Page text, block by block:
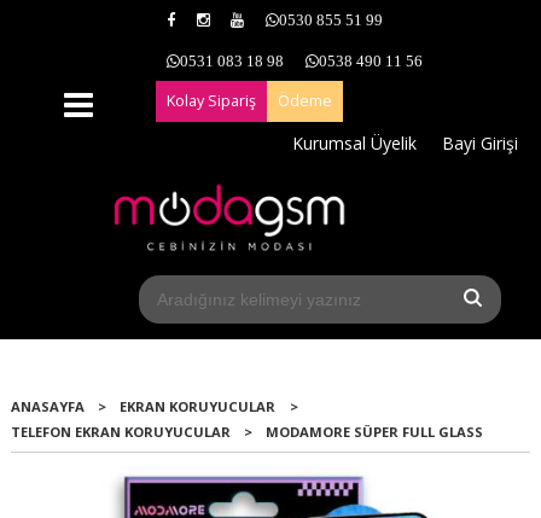
0530 855 51 99
0531 083 18 98 0538 490 11 56
Kolay Sipariş Ödeme
Kurumsal Üyelik Bayi Girişi
ANASAYFA > EKRAN KORUYUCULAR
>
TELEFON EKRAN KORUYUCULAR
> MODAMORE SÜPER FULL GLASS